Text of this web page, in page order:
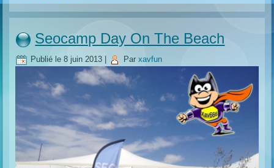
Seocamp Day On The Beach
Publié le 8 juin 2013 Par xavfun